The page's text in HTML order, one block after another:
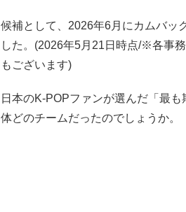
候補として、2026年6月にカムバッ
した。(2026年5月21日時点/※各事
もございます)
日本のK-POPファンが選んだ「最
体どのチームだったのでしょうか。